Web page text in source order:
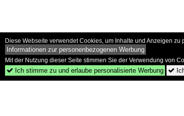
Diese Webseite verwendet Cookies, um Inhalte und Anzeigen
Informationen zur personenbezogenen Werbung
Mit der Nutzung dieser Seite stimmen Sie der Verwendung von
 Ich stimme zu und erlaube personalisierte Werbung 